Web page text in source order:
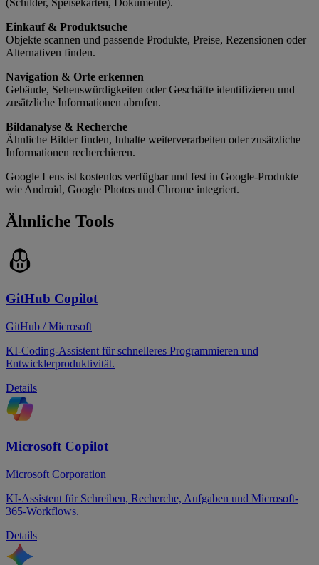
(Schilder, Speisekarten, Dokumente).
Einkauf & Produktsuche
Objekte scannen und passende Produkte, Preise, Rezensionen oder
Alternativen finden.
Navigation & Orte erkennen
Gebäude, Sehenswürdigkeiten oder Geschäfte identifizieren und
zusätzliche Informationen abrufen.
Bildanalyse & Recherche
Ähnliche Bilder finden, Inhalte weiterverarbeiten oder zusätzliche
Informationen recherchieren.
Google Lens ist kostenlos verfügbar und fest in Google-Produkte
wie Android, Google Photos und Chrome integriert.
Ähnliche Tools
GitHub Copilot
GitHub / Microsoft
KI-Coding-Assistent für schnelleres Programmieren und
Entwicklerproduktivität.
Details
Microsoft Copilot
Microsoft Corporation
KI-Assistent für Schreiben, Recherche, Aufgaben und Microsoft-
365-Workflows.
Details